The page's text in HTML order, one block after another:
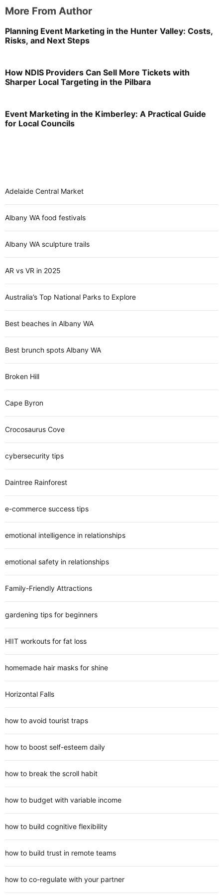
More From Author
Planning Event Marketing in the Hunter Valley: Costs,
Risks, and Next Steps
How NDIS Providers Can Sell More Tickets with
Sharper Local Targeting in the Pilbara
Event Marketing in the Kimberley: A Practical Guide
for Local Councils
Adelaide Central Market
Albany WA food festivals
Albany WA sculpture trails
AR vs VR in 2025
Australia’s Top National Parks to Explore
Best beaches in Albany WA
Best brunch spots Albany WA
Broken Hill
Cape Byron
Crocosaurus Cove
cybersecurity tips
Daintree Rainforest
e-commerce success tips
emotional intelligence in relationships
emotional safety in relationships
Family-Friendly Attractions
gardening tips for beginners
HIIT workouts for fat loss
homemade hair masks for shine
Horizontal Falls
how to avoid tourist traps
how to boost self-esteem daily
how to break the scroll habit
how to budget with variable income
how to build cognitive flexibility
how to build trust in remote teams
how to co-regulate with your partner